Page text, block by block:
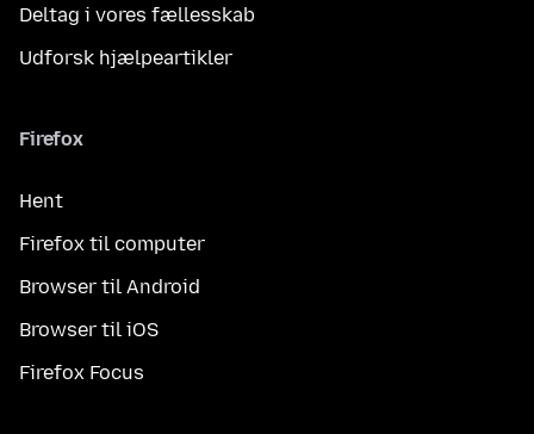
Deltag i vores fællesskab
Udforsk hjælpeartikler
Firefox
Hent
Firefox til computer
Browser til Android
Browser til iOS
Firefox Focus